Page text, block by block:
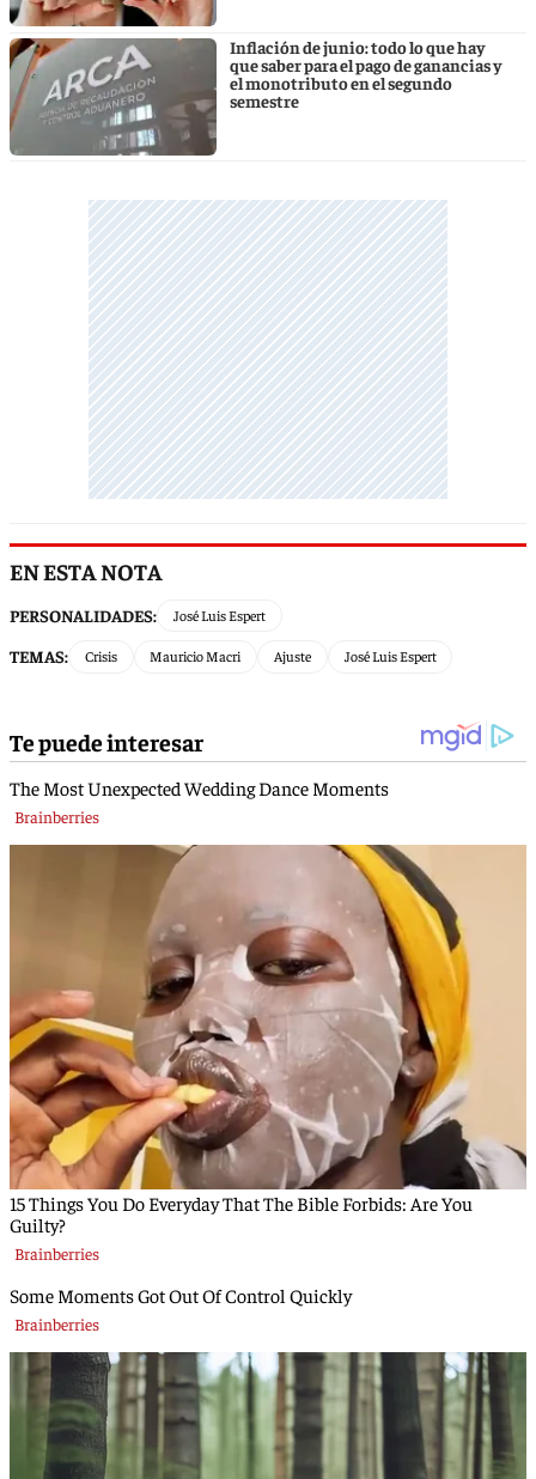
Inflación de junio: todo lo que hay
que saber para el pago de ganancias y
el monotributo en el segundo
semestre
EN ESTA NOTA
PERSONALIDADES: José Luis Espert
TEMAS: Crisis Mauricio Macri Ajuste José Luis Espert